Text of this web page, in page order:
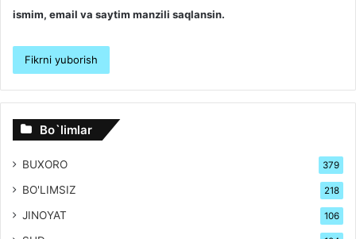
ismim, email va saytim manzili saqlansin.
Bo`limlar
BUXORO 379
BO'LIMSIZ 218
JINOYAT 106